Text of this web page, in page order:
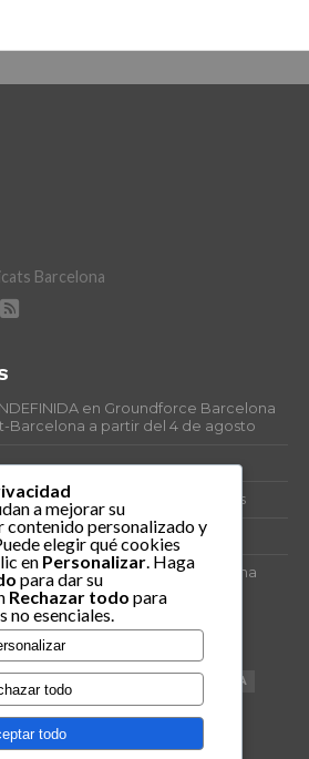
Barcelona
en Groundforce Barcelona
Barcelona a partir del 4 de agosto
Prevención de los Ahogamientos
Concentrix
revolució social 1936. Programa
de venda.
NETEJA
CONFERENCIA
CATSALUT 061 ANTI-MWC
a mejorar su
contenido personalizado y
elegir qué cookies
en Personalizar . Haga
para dar su
Rechazar todo para
no esenciales.
todo
todo